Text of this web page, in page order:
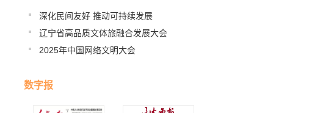
深化民间友好 推动可持续发展
辽宁省高品质文体旅融合发展大会
2025年中国网络文明大会
数字报